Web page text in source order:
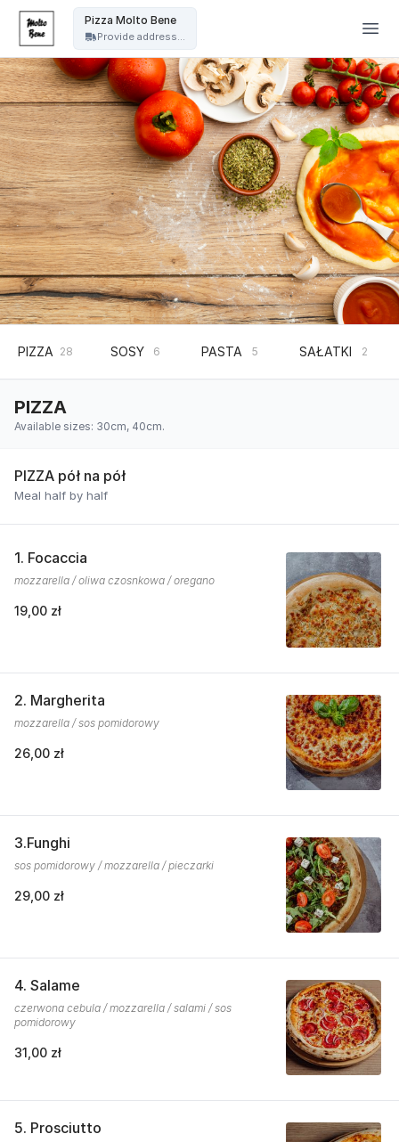
Pizza Molto Bene
Provide address...
PIZZA 28 SOSY 6 PASTA 5 SAŁATKI 2
PIZZA
Available sizes: 30cm, 40cm.
PIZZA pół na pół
Meal half by half
1. Focaccia
mozzarella / oliwa czosnkowa / oregano
19,00 zł
2. Margherita
mozzarella / sos pomidorowy
26,00 zł
3.Funghi
sos pomidorowy / mozzarella / pieczarki
29,00 zł
4. Salame
czerwona cebula / mozzarella / salami / sos
pomidorowy
31,00 zł
5. Prosciutto